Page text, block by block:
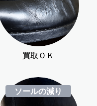
買取ＯＫ
ソールの減り